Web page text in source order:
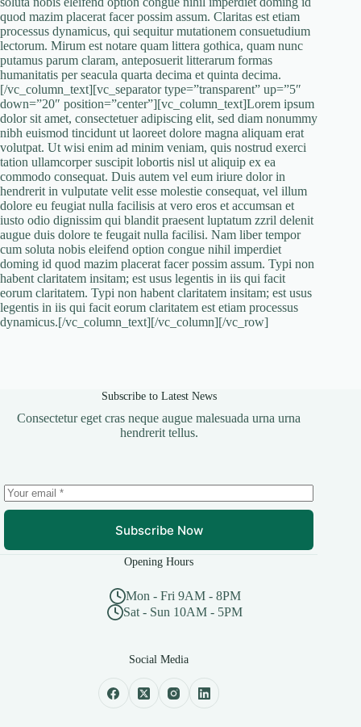
quod mazim placerat facer possim assum. Claritas est etiam
processus dynamicus, qui sequitur mutationem consuetudium
lectorum. Mirum est notare quam littera gothica, quam nunc
putamus parum claram, anteposuerit litterarum formas
humanitatis per seacula quarta decima et quinta decima.
[/vc_column_text][vc_separator type=”transparent” up=”5″
down=”20″ position=”center”][vc_column_text]Lorem ipsum
dolor sit amet, consectetuer adipiscing elit, sed diam nonummy
nibh euismod tincidunt ut laoreet dolore magna aliquam erat
volutpat. Ut wisi enim ad minim veniam, quis nostrud exerci
tation ullamcorper suscipit lobortis nisl ut aliquip ex ea
commodo consequat. Duis autem vel eum iriure dolor in
hendrerit in vulputate velit esse molestie consequat, vel illum
dolore eu feugiat nulla facilisis at vero eros et accumsan et
iusto odio dignissim qui blandit praesent luptatum zzril delenit
augue duis dolore te feugait nulla facilisi. Nam liber tempor
cum soluta nobis eleifend option congue nihil imperdiet
doming id quod mazim placerat facer possim assum. Typi non
habent claritatem insitam; est usus legentis in iis qui facit
eorum claritatem. Typi non habent claritatem insitam; est usus
legentis in iis qui facit eorum claritatem est etiam processus
dynamicus.[/vc_column_text][/vc_column][/vc_row]
Subscribe to Latest News
Consectetur eget cras neque augue malesuada urna urna
hendrerit tellus.
Subscribe Now
Opening Hours
Mon - Fri 9AM - 8PM
Sat - Sun 10AM - 5PM
Social Media